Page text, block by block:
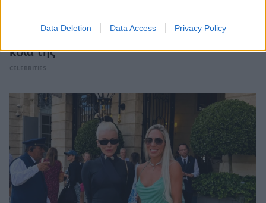
Data Deletion Data Access Privacy Policy
Γαρυφαλλιά Καληφώνη: Η απάντησή της στο
κιλά της
CELEBRITIES